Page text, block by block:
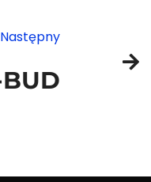
Następny